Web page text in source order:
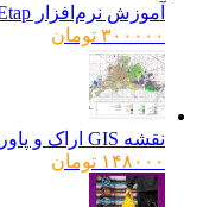
آموزش نرم‌افزار Etap به صورت تصویری
۳۰۰۰۰۰ تومان
نقشه GIS اراک و پاورپوینت و نقشه اتوکد طرح جامع اراک
۱۴۸۰۰۰ تومان